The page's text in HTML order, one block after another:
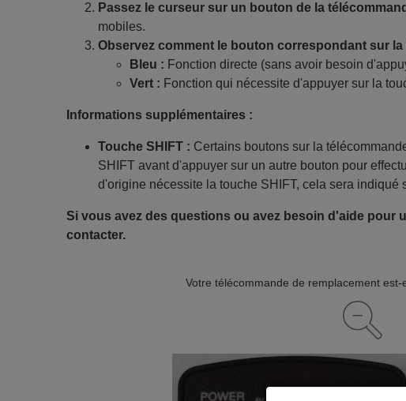
Passez le curseur sur un bouton de la
mobiles.
Observez comment le bouton correspondant sur
Bleu : Fonction directe (sans avoir besoin
Vert : Fonction qui nécessite d'appuyer sur la
Informations supplémentaires :
Touche SHIFT : Certains boutons sur la
SHIFT avant d'appuyer sur un autre bouton pour
d'origine nécessite la touche SHIFT, cela sera indiqué
Si vous avez des questions ou avez besoin d'aide pour
contacter.
Votre télécommande de remplacement est-